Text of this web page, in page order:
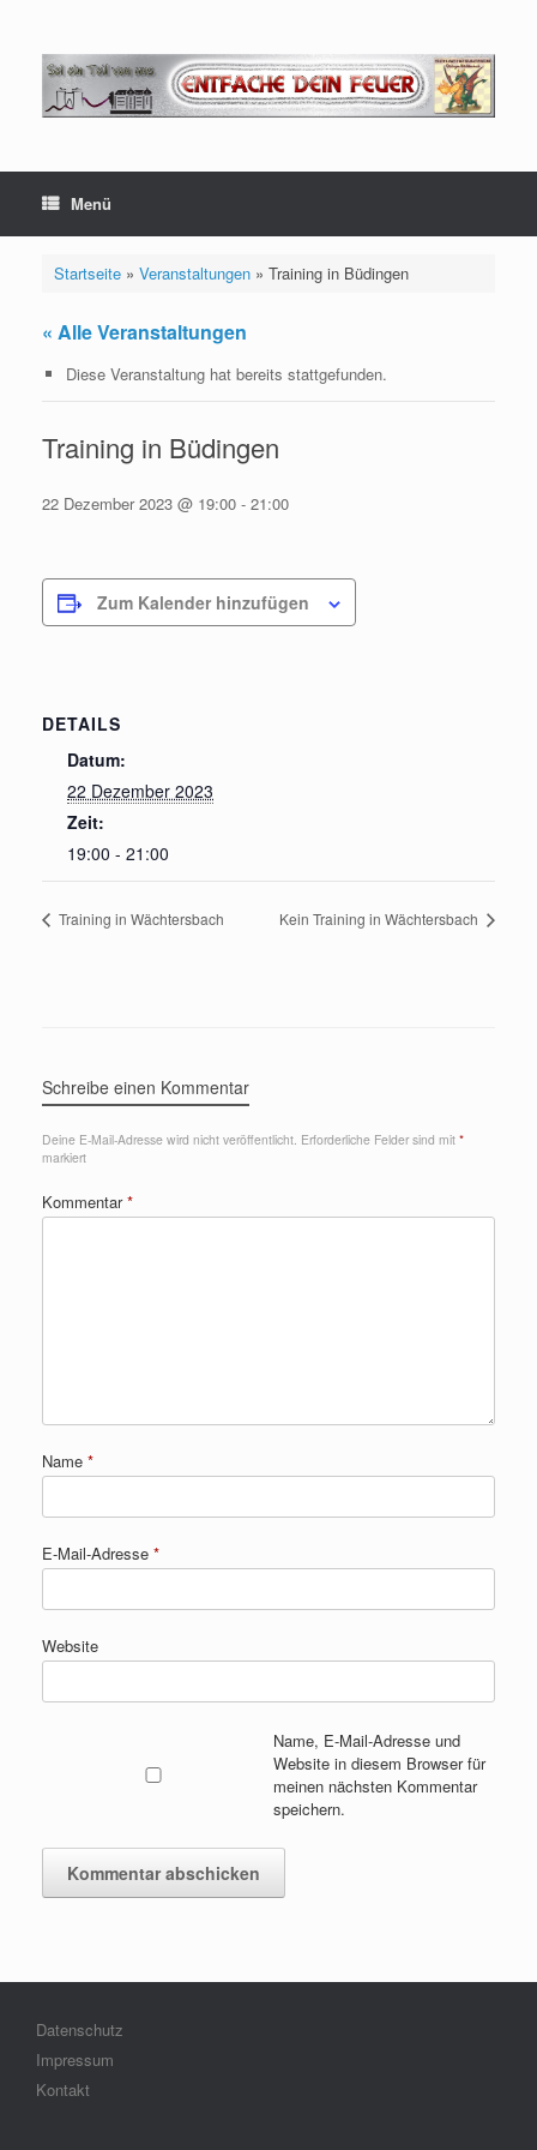
springen
Menü
Startseite» Veranstaltungen» Training in Büdingen
« Alle Veranstaltungen
Diese Veranstaltung hat bereits stattgefunden.
Training in Büdingen
22 Dezember 2023 @ 19:00 - 21:00
Zum Kalender hinzufügen
DETAILS
Datum:
22 Dezember 2023
Zeit:
19:00 - 21:00
Training in Wächtersbach Kein Training in Wächtersbach
Schreibe einen Kommentar
Deine E-Mail-Adresse wird nicht veröffentlicht. Erforderliche Felder sind mit *
markiert
Kommentar*
Name *
E-Mail-Adresse *
Website
Name, E-Mail-Adresse und
Website in diesem Browser für
meinen nächsten Kommentar
speichern.
Datenschutz
Impressum
Kontakt